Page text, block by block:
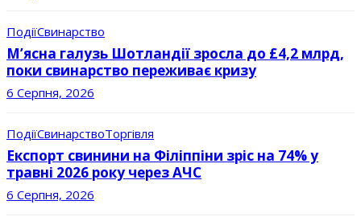
ПодіїСвинарство
М’ясна галузь Шотландії зросла до £4,2 млрд,
поки свинарство переживає кризу
6 Серпня, 2026
ПодіїСвинарствоТоргівля
Експорт свинини на Філіппіни зріс на 74% у
травні 2026 року через АЧС
6 Серпня, 2026